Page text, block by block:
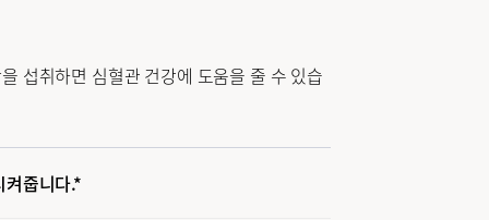
섭취하면 심혈관 건강에 도움을 줄 수 있습
줍니다.*